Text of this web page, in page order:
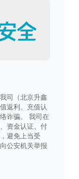
司（北京升鑫
返利、充值认
诈骗。 我司在
资金认证、付
避免上当受
公安机关举报